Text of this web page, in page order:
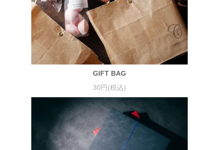
GIFT BAG
30円(税込)